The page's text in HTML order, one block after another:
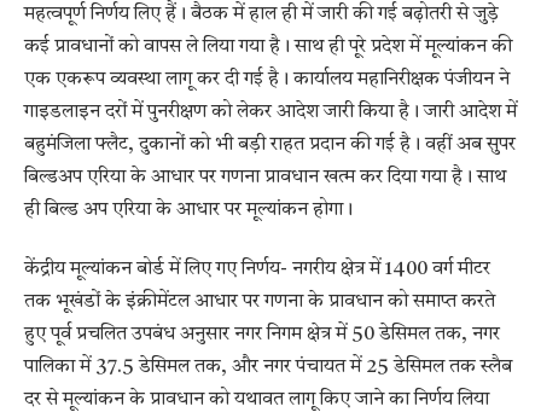
महत्वपूर्ण निर्णय लिए हैं। बैठक में हाल ही में जारी की गई बढ़ोतरी से जुड़े
कई प्रावधानों को वापस ले लिया गया है। साथ ही पूरे प्रदेश में मूल्यांकन की
एक एकरूप व्यवस्था लागू कर दी गई है। कार्यालय महानिरीक्षक पंजीयन ने
गाइडलाइन दरों में पुनरीक्षण को लेकर आदेश जारी किया है। जारी आदेश में
बहुमंजिला फ्लैट, दुकानों को भी बड़ी राहत प्रदान की गई है। वहीं अब सुपर
बिल्डअप एरिया के आधार पर गणना प्रावधान खत्म कर दिया गया है। साथ
ही बिल्ड अप एरिया के आधार पर मूल्यांकन होगा।
केंद्रीय मूल्यांकन बोर्ड में लिए गए निर्णय- नगरीय क्षेत्र में 1400 वर्ग मीटर
तक भूखंडों के इंक्रीमेंटल आधार पर गणना के प्रावधान को समाप्त करते
हुए पूर्व प्रचलित उपबंध अनुसार नगर निगम क्षेत्र में 50 डेसिमल तक, नगर
पालिका में 37.5 डेसिमल तक, और नगर पंचायत में 25 डेसिमल तक स्लैब
दर से मूल्यांकन के प्रावधान को यथावत लागू किए जाने का निर्णय लिया